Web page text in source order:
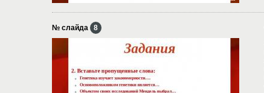
№ слайда 8